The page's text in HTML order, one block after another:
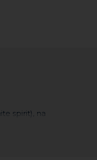
spirit), na